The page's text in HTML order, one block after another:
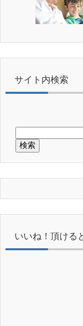
サイト内検索
いいね！頂ける